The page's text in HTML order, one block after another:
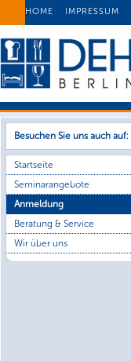
HOME IMPRESSUM
Besuchen Sie uns auch auf:
Startseite
Seminarangebote
Anmeldung
Beratung & Service
Wir über uns